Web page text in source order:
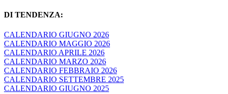
DI TENDENZA:
CALENDARIO GIUGNO 2026
CALENDARIO MAGGIO 2026
CALENDARIO APRILE 2026
CALENDARIO MARZO 2026
CALENDARIO FEBBRAIO 2026
CALENDARIO SETTEMBRE 2025
CALENDARIO GIUGNO 2025